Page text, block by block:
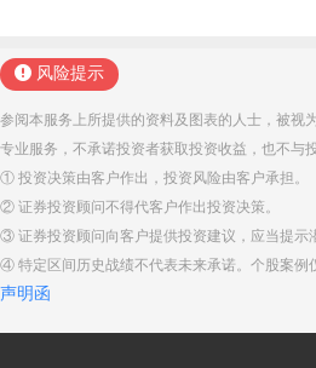
风险提示
参阅本服务上所提供的资料及图表的人士，被视
专业服务，不承诺投资者获取投资收益，也不与
① 投资决策由客户作出，投资风险由客户承担。
② 证券投资顾问不得代客户作出投资决策。
③ 证券投资顾问向客户提供投资建议，应当提示
④ 特定区间历史战绩不代表未来承诺。个股案例
声明函